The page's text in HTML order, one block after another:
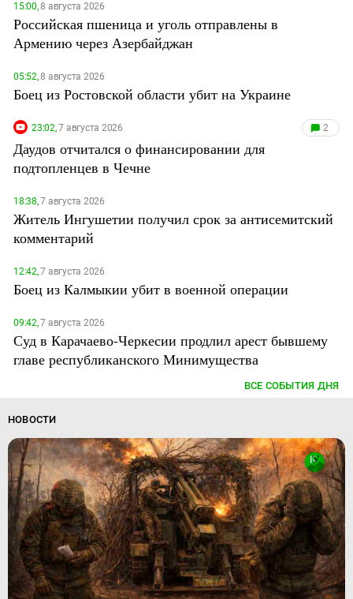
15:00,8 августа 2026
Российская пшеница и уголь отправлены в
Армению через Азербайджан
05:52,8 августа 2026
Боец из Ростовской области убит на Украине
23:02,7 августа 2026 2
Даудов отчитался о финансировании для
подтопленцев в Чечне
18:38,7 августа 2026
Житель Ингушетии получил срок за антисемитский
комментарий
12:42,7 августа 2026
Боец из Калмыкии убит в военной операции
09:42,7 августа 2026
Суд в Карачаево-Черкесии продлил арест бывшему
главе республиканского Минимущества
ВСЕ СОБЫТИЯ ДНЯ
НОВОСТИ